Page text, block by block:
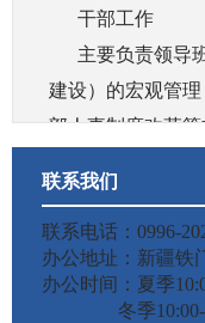
干部工作
主要负责领导班
建设）的宏观管
部人事制度改革
建议。
人才工作
主要负责全国人
理、政策法规研
联系我们
联系电话：0996-
办公地址：新疆铁
办公时间：夏季
冬季10:00---